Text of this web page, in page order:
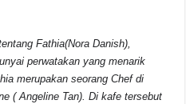
Fathia(Nora Danish),
perwatakan yang menarik
merupakan seorang Chef di
( Angeline Tan). Di kafe tersebut